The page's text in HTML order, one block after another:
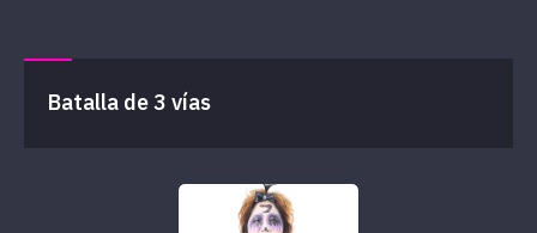
Batalla de 3 vías